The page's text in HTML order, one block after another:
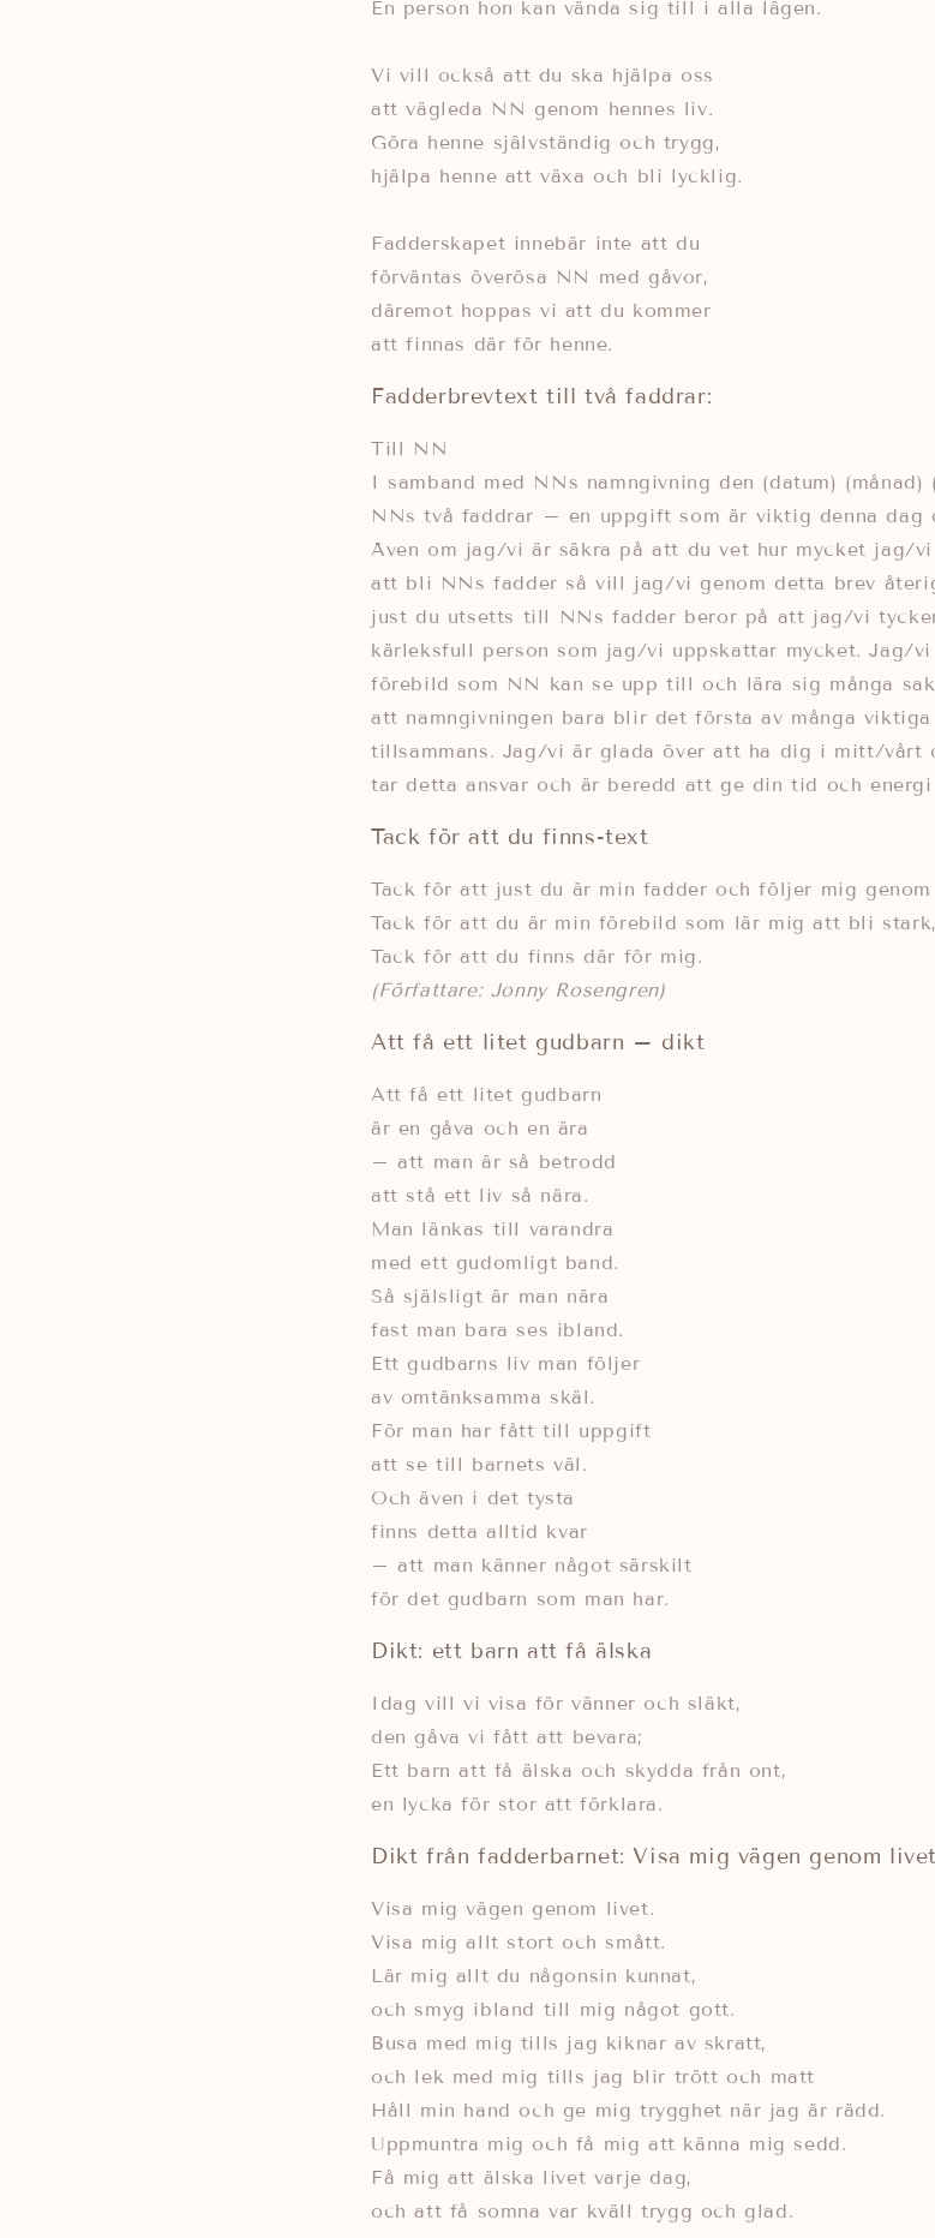
En person hon kan vända sig till i alla lägen.
Vi vill också att du ska hjälpa oss
att vägleda NN genom hennes liv.
Göra henne självständig och trygg,
hjälpa henne att växa och bli lycklig.
Fadderskapet innebär inte att du
förväntas överösa NN med gåvor,
däremot hoppas vi att du kommer
att finnas där för henne.
Fadderbrevtext till två faddrar:
Till NN
I samband med NNs namngivning den (datum)
NNs två faddrar – en uppgift som är viktig denna dag
Även om jag/vi är säkra på att du vet hur mycket jag/
att bli NNs fadder så vill jag/vi genom detta brev
just du utsetts till NNs fadder beror på att jag/vi
kärleksfull person som jag/vi uppskattar mycket. Jag/
förebild som NN kan se upp till och lära sig många
att namngivningen bara blir det första av många
tillsammans. Jag/vi är glada över att ha dig i mitt/vårt
tar detta ansvar och är beredd att ge din tid och
Tack för att du finns-text
Tack för att just du är min fadder och följer mig
Tack för att du är min förebild som lär mig att bli
Tack för att du finns där för mig.
(Författare: Jonny Rosengren)
Att få ett litet gudbarn – dikt
Att få ett litet gudbarn
är en gåva och en ära
– att man är så betrodd
att stå ett liv så nära.
Man länkas till varandra
med ett gudomligt band.
Så själsligt är man nära
fast man bara ses ibland.
Ett gudbarns liv man följer
av omtänksamma skäl.
För man har fått till uppgift
att se till barnets väl.
Och även i det tysta
finns detta alltid kvar
– att man känner något särskilt
för det gudbarn som man har.
Dikt: ett barn att få älska
Idag vill vi visa för vänner och släkt,
den gåva vi fått att bevara;
Ett barn att få älska och skydda från ont,
en lycka för stor att förklara.
Dikt från fadderbarnet: Visa mig vägen genom livet
Visa mig vägen genom livet.
Visa mig allt stort och smått.
Lär mig allt du någonsin kunnat,
och smyg ibland till mig något gott.
Busa med mig tills jag kiknar av skratt,
och lek med mig tills jag blir trött och matt
Håll min hand och ge mig trygghet när jag är rädd.
Uppmuntra mig och få mig att känna mig sedd.
Få mig att älska livet varje dag,
och att få somna var kväll trygg och glad.